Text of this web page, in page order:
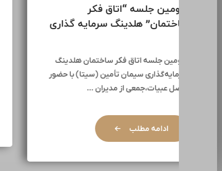
سومین جلسه “اتاق فکر
ساختمان” هلدینگ سرمایه گذاری
سومین جلسه اتاق فکر ساختمان هلدینگ
سرمایه‌گذاری سیمان تأمین (سیتا) با حضور
فاضل عبیات،جمعی از مدیران …
ادامه مطلب